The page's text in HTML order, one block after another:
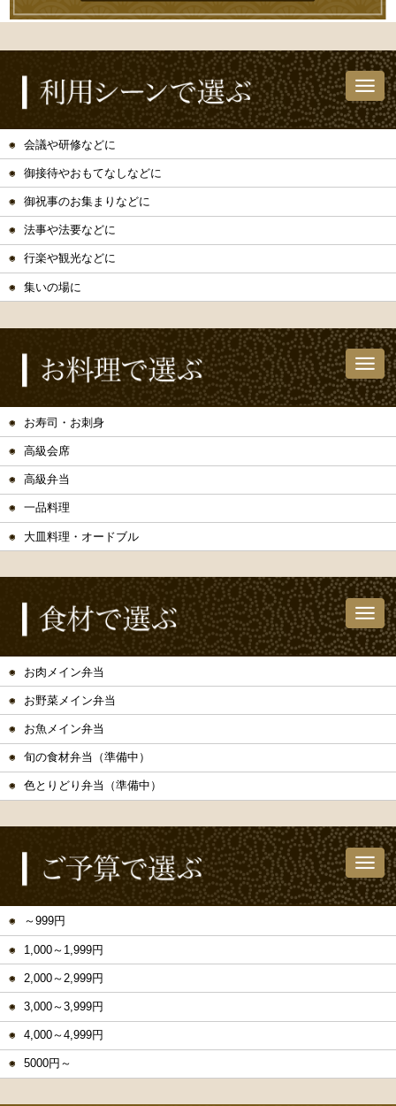
会議や研修などに
御接待やおもてなしなどに
御祝事のお集まりなどに
法事や法要などに
行楽や観光などに
集いの場に
お寿司・お刺身
高級会席
高級弁当
一品料理
大皿料理・オードブル
お肉メイン弁当
お野菜メイン弁当
お魚メイン弁当
旬の食材弁当（準備中）
色とりどり弁当（準備中）
～999円
1,000～1,999円
2,000～2,999円
3,000～3,999円
4,000～4,999円
5000円～